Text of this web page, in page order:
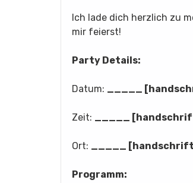
Ich lade dich herzlich zu
mir feierst!
Party Details:
Datum: _____
Zeit: _____
Ort: _____
Programm: